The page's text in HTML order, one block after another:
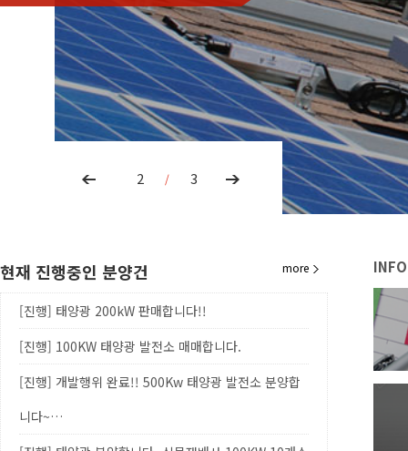
2 / 3
현재 진행중인 분양건
[진행] 태양광 200kW 판매합니다!!
[진행] 100KW 태양광 발전소 매매합니다.
[진행] 개발행위 완료!! 500Kw 태양광 발전소 분양합
니다~…
more